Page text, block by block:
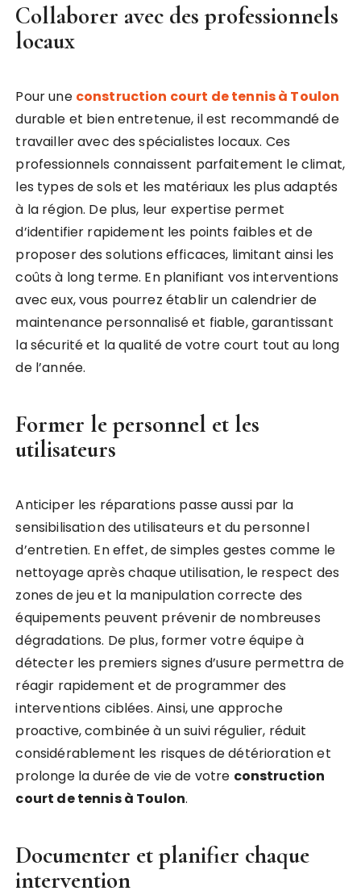
Collaborer avec des professionnels
locaux
Pour une construction court de tennis à Toulon
durable et bien entretenue, il est recommandé de
travailler avec des spécialistes locaux. Ces
professionnels connaissent parfaitement le climat,
les types de sols et les matériaux les plus adaptés
à la région. De plus, leur expertise permet
d’identifier rapidement les points faibles et de
proposer des solutions efficaces, limitant ainsi les
coûts à long terme. En planifiant vos interventions
avec eux, vous pourrez établir un calendrier de
maintenance personnalisé et fiable, garantissant
la sécurité et la qualité de votre court tout au long
de l’année.
Former le personnel et les
utilisateurs
Anticiper les réparations passe aussi par la
sensibilisation des utilisateurs et du personnel
d’entretien. En effet, de simples gestes comme le
nettoyage après chaque utilisation, le respect des
zones de jeu et la manipulation correcte des
équipements peuvent prévenir de nombreuses
dégradations. De plus, former votre équipe à
détecter les premiers signes d’usure permettra de
réagir rapidement et de programmer des
interventions ciblées. Ainsi, une approche
proactive, combinée à un suivi régulier, réduit
considérablement les risques de détérioration et
prolonge la durée de vie de votre construction
court de tennis à Toulon.
Documenter et planifier chaque
intervention